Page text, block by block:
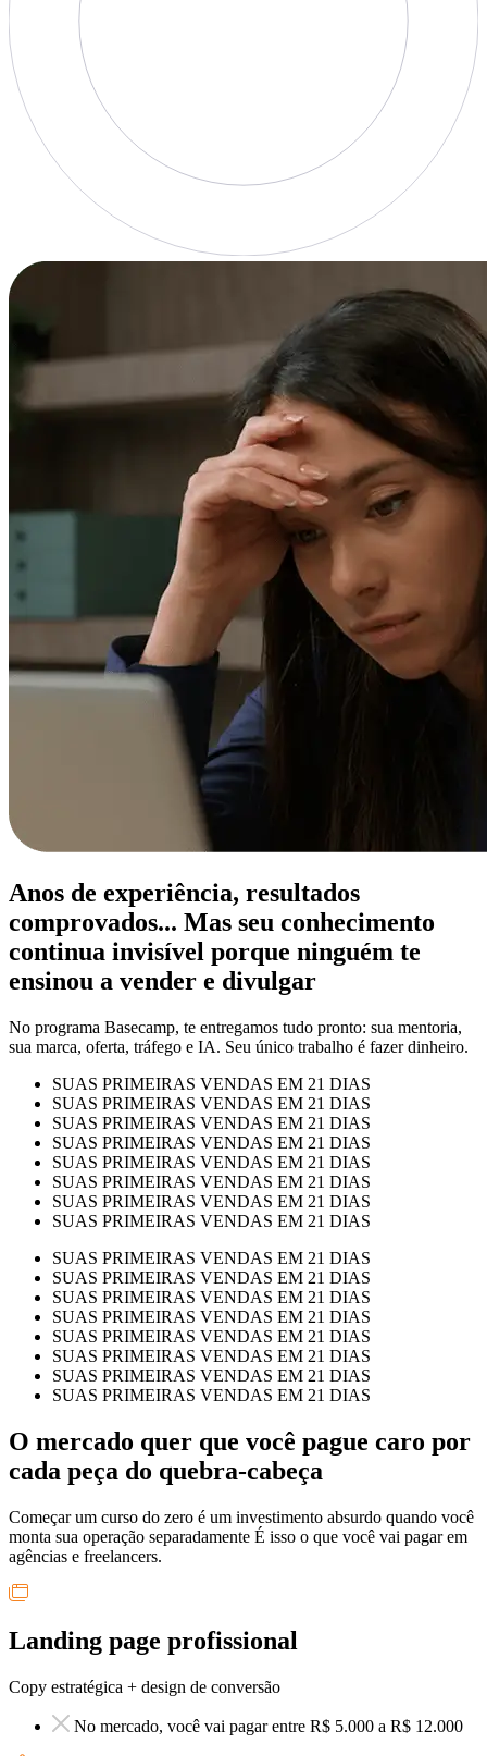
Anos de experiência, resultados
comprovados... Mas seu conhecimento
continua invisível porque ninguém te
ensinou a vender e divulgar
No programa Basecamp, te entregamos tudo pronto: sua mentoria,
sua marca, oferta, tráfego e IA. Seu único trabalho é fazer dinheiro.
SUAS PRIMEIRAS VENDAS EM 21 DIAS
SUAS PRIMEIRAS VENDAS EM 21 DIAS
SUAS PRIMEIRAS VENDAS EM 21 DIAS
SUAS PRIMEIRAS VENDAS EM 21 DIAS
SUAS PRIMEIRAS VENDAS EM 21 DIAS
SUAS PRIMEIRAS VENDAS EM 21 DIAS
SUAS PRIMEIRAS VENDAS EM 21 DIAS
SUAS PRIMEIRAS VENDAS EM 21 DIAS
SUAS PRIMEIRAS VENDAS EM 21 DIAS
SUAS PRIMEIRAS VENDAS EM 21 DIAS
SUAS PRIMEIRAS VENDAS EM 21 DIAS
SUAS PRIMEIRAS VENDAS EM 21 DIAS
SUAS PRIMEIRAS VENDAS EM 21 DIAS
SUAS PRIMEIRAS VENDAS EM 21 DIAS
SUAS PRIMEIRAS VENDAS EM 21 DIAS
SUAS PRIMEIRAS VENDAS EM 21 DIAS
O mercado quer que você pague caro por
cada peça do quebra-cabeça
Começar um curso do zero é um investimento absurdo quando você
monta sua operação separadamente É isso o que você vai pagar em
agências e freelancers.
Landing page profissional
Copy estratégica + design de conversão
No mercado, você vai pagar entre R$ 5.000 a R$ 12.000